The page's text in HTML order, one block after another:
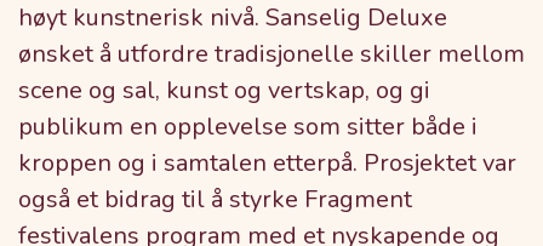
høyt kunstnerisk nivå. Sanselig Deluxe
ønsket å utfordre tradisjonelle skiller mellom
scene og sal, kunst og vertskap, og gi
publikum en opplevelse som sitter både i
kroppen og i samtalen etterpå. Prosjektet var
også et bidrag til å styrke Fragment
festivalens program med et nyskapende og